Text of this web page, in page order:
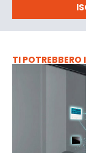
TI POTREBBERO